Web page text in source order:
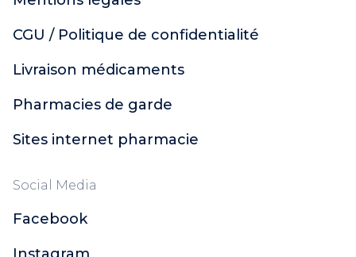
CGU / Politique de confidentialité
Livraison médicaments
Pharmacies de garde
Sites internet pharmacie
Social Media
Facebook